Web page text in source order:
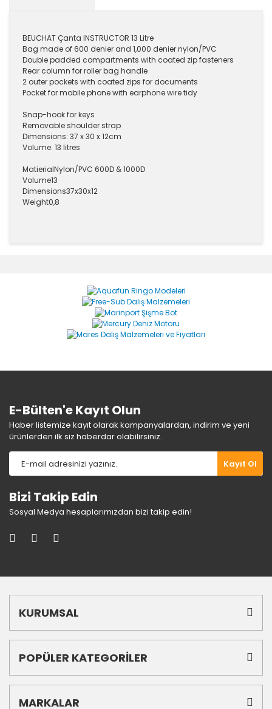
BEUCHAT Çanta INSTRUCTOR 13 Litre
Bag made of 600 denier and 1,000 denier nylon/PVC
Double padded compartments with coated zip fasteners
Rear column for roller bag handle
2 outer pockets with coated zips for documents
Pocket for mobile phone with earphone wire tidy
Snap-hook for keys
Removable shoulder strap
Dimensions: 37 x 30 x 12cm
Volume: 13 litres
MatierialNylon/PVC 600D & 1000D
Volume13
Dimensions37x30x12
Weight0,8
Yorum Yaz
Ürün resmi kalitesiz, bozuk veya görüntülenemiyor.
Ürün açıklamasında eksik bilgiler bulunuyor.
Ürün bilgilerinde hatalar bulunuyor.
E-Bülten'e Kayıt Olun
Haber listemize kayıt olarak kampanyalardan, indirim ve yeni
ürünlerden ilk siz haberdar olabilirsiniz.
Kayıt Ol
Bizi Takip Edin
Sosyal Medya hesaplarımızdan bizi takip edin!
KURUMSAL
POPÜLER KATEGORİLER
MARKALAR